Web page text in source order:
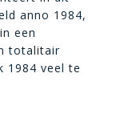
anno 1984,
een
totalitair
1984 veel te